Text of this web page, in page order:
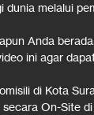
dunia melalui
Anda
ini agar
di Kota
On-Site